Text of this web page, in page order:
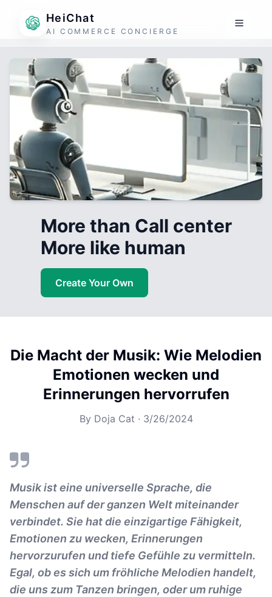
HeiChat
AI COMMERCE CONCIERGE
More than Call center
More like human
Create Your Own
Die Macht der Musik: Wie Melodien
Emotionen wecken und
Erinnerungen hervorrufen
By Doja Cat · 3/26/2024
Musik ist eine universelle Sprache, die
Menschen auf der ganzen Welt miteinander
verbindet. Sie hat die einzigartige Fähigkeit,
Emotionen zu wecken, Erinnerungen
hervorzurufen und tiefe Gefühle zu vermitteln.
Egal, ob es sich um fröhliche Melodien handelt,
die uns zum Tanzen bringen, oder um ruhige